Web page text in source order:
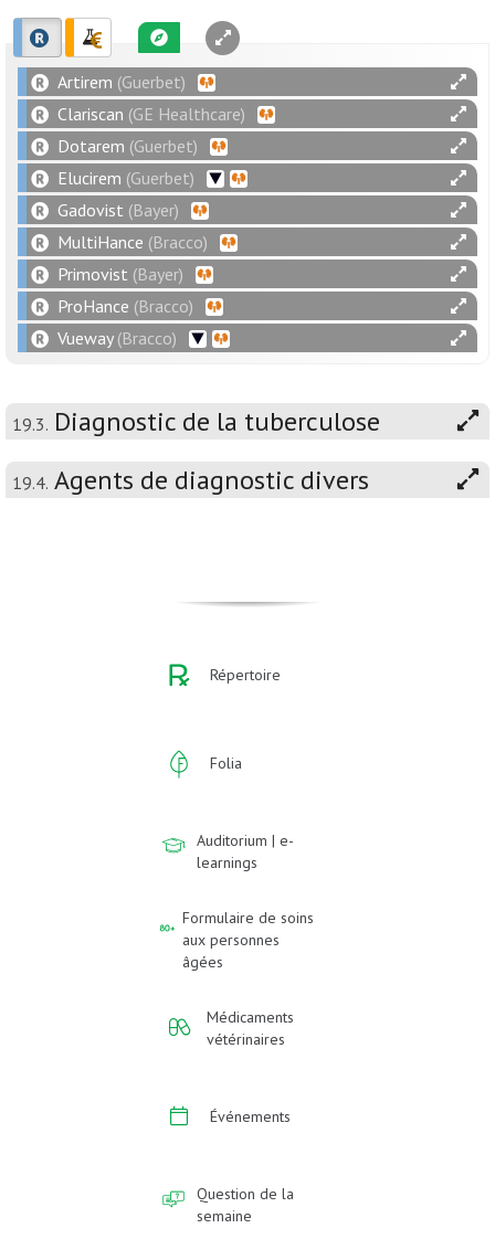
Artirem (Guerbet)
Clariscan (GE Healthcare)
Dotarem (Guerbet)
Elucirem (Guerbet)
Gadovist (Bayer)
MultiHance (Bracco)
Primovist (Bayer)
ProHance (Bracco)
Vueway(Bracco)
19.3. Diagnostic de la tuberculose
19.4. Agents de diagnostic divers
Répertoire
Folia
Auditorium | e-
learnings
Formulaire de soins
aux personnes
âgées
Médicaments
vétérinaires
Événements
Question de la
semaine